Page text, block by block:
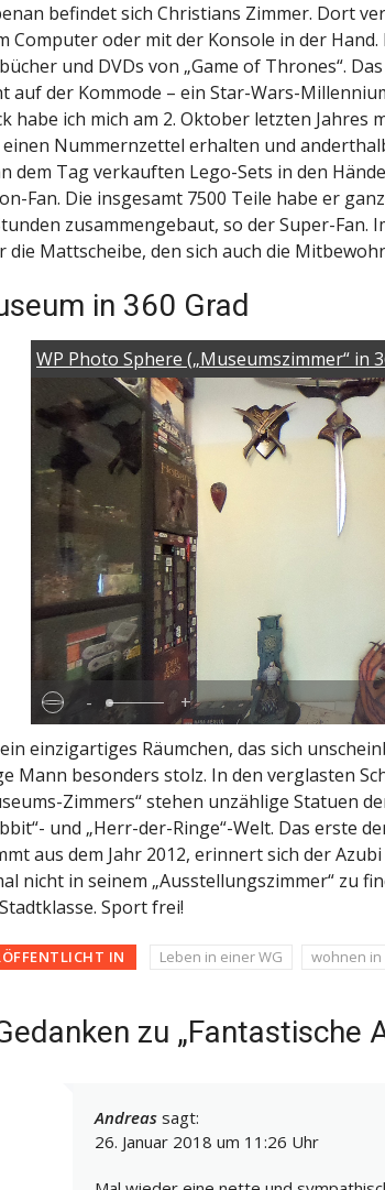
befindet sich Christians Zimmer. Dort
Computer oder mit der Konsole in der Hand.
und DVDs von „Game of Thrones“.
auf der Kommode – ein Star-Wars-
habe ich mich am 2. Oktober letzten Jahres
Nummernzettel erhalten und
dem Tag verkauften Lego-Sets in den
Fan. Die insgesamt 7500 Teile habe er
zusammengebaut, so der Super-
die Mattscheibe, den sich auch die
in 360 Grad
WP Photo Sphere („Museumszimmer“ in
-
+
einzigartiges Räumchen, das sich
Mann besonders stolz. In den verglasten
Zimmers“ stehen unzählige Statuen
und „Herr-der-Ringe“-Welt. Das erste
aus dem Jahr 2012, erinnert sich der
nicht in seinem „Ausstellungszimmer“ zu
Sport frei!
IN Leben in einer WG wohnen in
zu „Fantastische
Andreas sagt:
26. Januar 2018 um 11:26 Uhr